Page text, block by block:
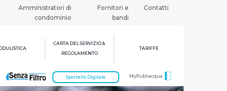
Amministratori di
condominio
Fornitori e
bandi
Contatti
CARTA DEL SERVIZIO &
REGOLAMENTO
TARIFFE
MyPubliacqua
Sportello Digitale